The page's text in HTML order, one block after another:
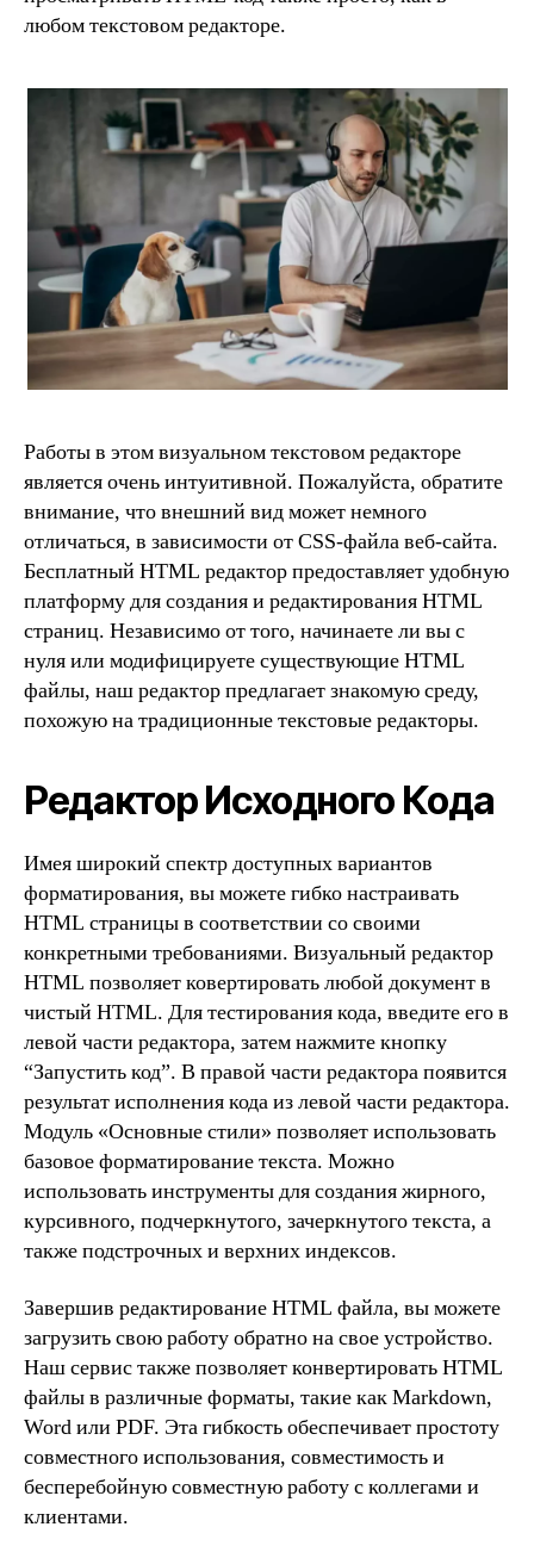
любом текстовом редакторе.
Работы в этом визуальном текстовом редакторе
является очень интуитивной. Пожалуйста, обратите
внимание, что внешний вид может немного
отличаться, в зависимости от CSS-файла веб-сайта.
Бесплатный HTML редактор предоставляет удобную
платформу для создания и редактирования HTML
страниц. Независимо от того, начинаете ли вы с
нуля или модифицируете существующие HTML
файлы, наш редактор предлагает знакомую среду,
похожую на традиционные текстовые редакторы.
Редактор Исходного Кода
Имея широкий спектр доступных вариантов
форматирования, вы можете гибко настраивать
HTML страницы в соответствии со своими
конкретными требованиями. Визуальный редактор
HTML позволяет ковертировать любой документ в
чистый HTML. Для тестирования кода, введите его в
левой части редактора, затем нажмите кнопку
“Запустить код”. В правой части редактора появится
результат исполнения кода из левой части редактора.
Модуль «Основные стили» позволяет использовать
базовое форматирование текста. Можно
использовать инструменты для создания жирного,
курсивного, подчеркнутого, зачеркнутого текста, а
также подстрочных и верхних индексов.
Завершив редактирование HTML файла, вы можете
загрузить свою работу обратно на свое устройство.
Наш сервис также позволяет конвертировать HTML
файлы в различные форматы, такие как Markdown,
Word или PDF. Эта гибкость обеспечивает простоту
совместного использования, совместимость и
бесперебойную совместную работу с коллегами и
клиентами.